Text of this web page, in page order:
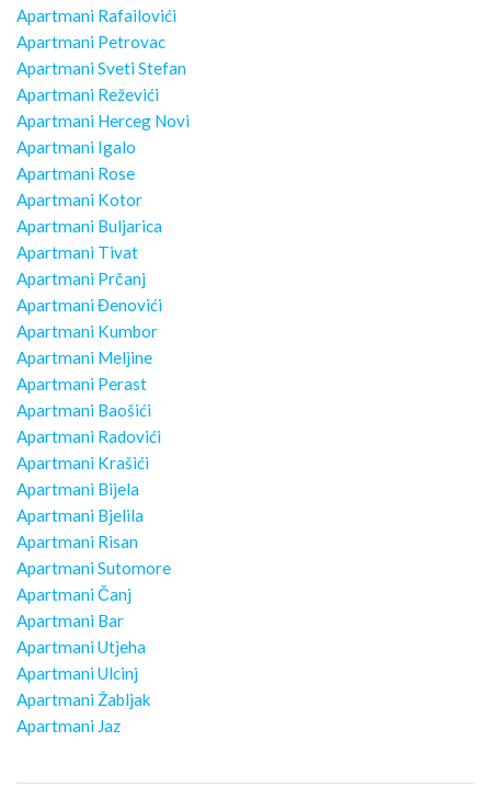
Apartmani Rafailovići
Apartmani Petrovac
Apartmani Sveti Stefan
Apartmani Reževići
Apartmani Herceg Novi
Apartmani Igalo
Apartmani Rose
Apartmani Kotor
Apartmani Buljarica
Apartmani Tivat
Apartmani Prčanj
Apartmani Đenovići
Apartmani Kumbor
Apartmani Meljine
Apartmani Perast
Apartmani Baošići
Apartmani Radovići
Apartmani Krašići
Apartmani Bijela
Apartmani Bjelila
Apartmani Risan
Apartmani Sutomore
Apartmani Čanj
Apartmani Bar
Apartmani Utjeha
Apartmani Ulcinj
Apartmani Žabljak
Apartmani Jaz